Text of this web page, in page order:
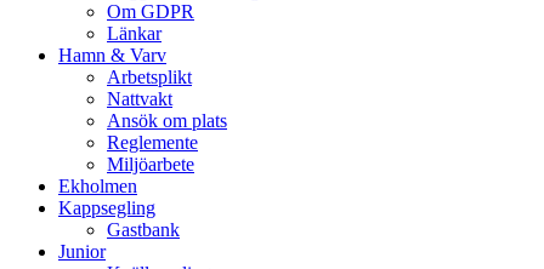
Om GDPR
Länkar
Hamn & Varv
Arbetsplikt
Nattvakt
Ansök om plats
Reglemente
Miljöarbete
Ekholmen
Kappsegling
Gastbank
Junior